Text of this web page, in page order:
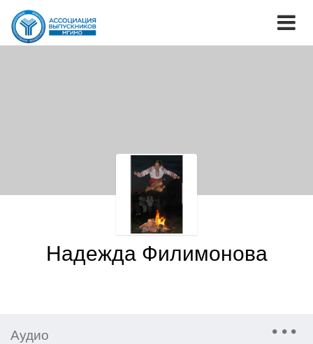
Надежда Филимонова
Аудио